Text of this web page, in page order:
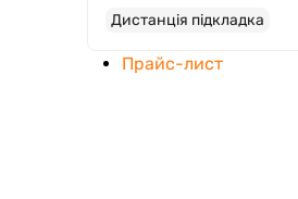
Дистанція підкладка
Прайс-лист